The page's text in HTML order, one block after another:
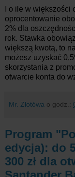
I o ile w
oprocentowanie
2% dla
rok. Stawka
większą kwotą, to
możesz uzyskać
skorzystania z
otwarcie konta do
Mr. Złotówa o godz.:
Program
edycja): do
300 zł dla